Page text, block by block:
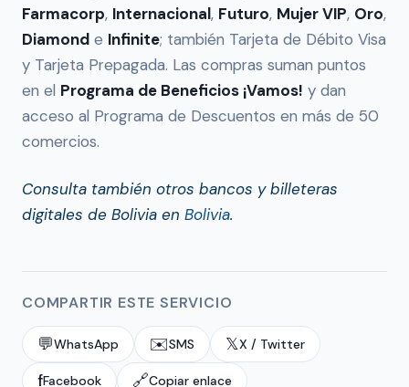
Farmacorp, Internacional, Futuro, Mujer VIP, Oro,
Diamond e Infinite; también Tarjeta de Débito Visa
y Tarjeta Prepagada. Las compras suman puntos
en el Programa de Beneficios ¡Vamos! y dan
acceso al Programa de Descuentos en más de 50
comercios.
Consulta también otros bancos y billeteras
digitales de Bolivia en Bolivia.
COMPARTIR ESTE SERVICIO
💬WhatsApp ✉️SMS 𝕏X / Twitter
fFacebook 🔗Copiar enlace